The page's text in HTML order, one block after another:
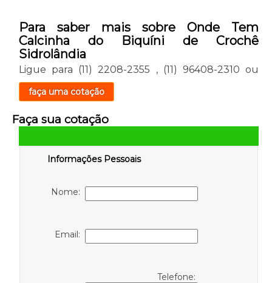
Para saber mais sobre Onde Tem
Calcinha do Biquíni de Crochê
Sidrolândia
Ligue para (11) 2208-2355 , (11) 96408-2310 ou
faça uma cotação
Faça sua cotação
Informações Pessoais
Nome:
Email:
Telefone: